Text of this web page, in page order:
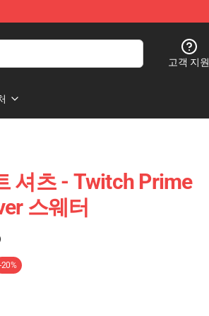
고객 지원
셔츠 - Twitch Prime
스웨터
-20%